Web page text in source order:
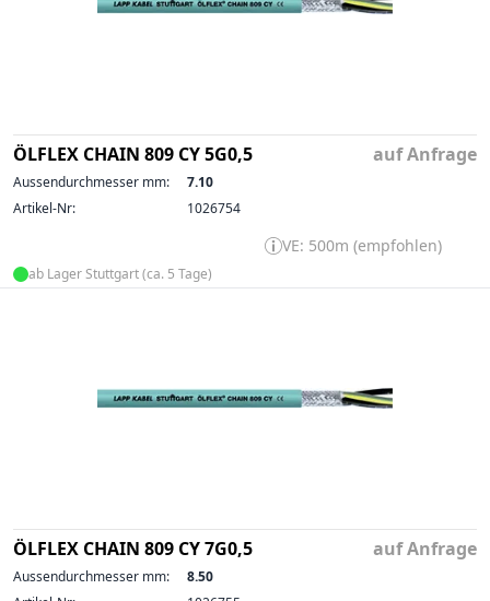
ÖLFLEX CHAIN 809 CY 5G0,5 auf Anfrage
Aussendurchmesser mm:
7.10
Artikel-Nr:
1026754
VE: 500m (empfohlen)
ab Lager Stuttgart (ca. 5 Tage)
ÖLFLEX CHAIN 809 CY 7G0,5 auf Anfrage
Aussendurchmesser mm:
8.50